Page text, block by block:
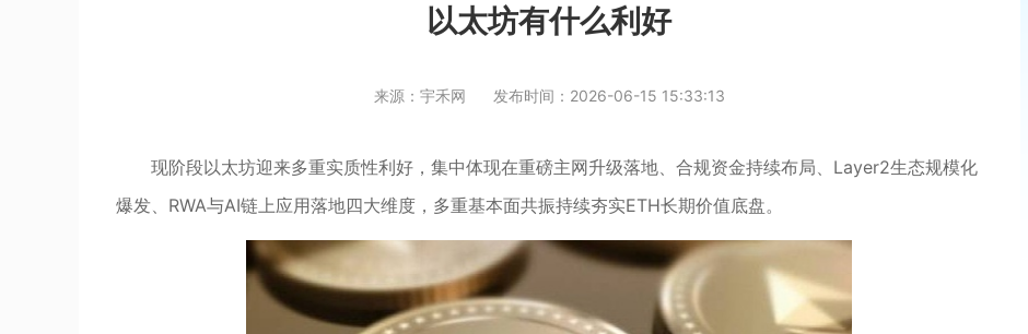
以太坊有什么利好
来源：宇禾网 发布时间：2026-06-15 15:33:13
现阶段以太坊迎来多重实质性利好，集中体现在重磅主网升级落地、合规资金持续布局、Layer2生态规模化
爆发、RWA与AI链上应用落地四大维度，多重基本面共振持续夯实ETH长期价值底盘。